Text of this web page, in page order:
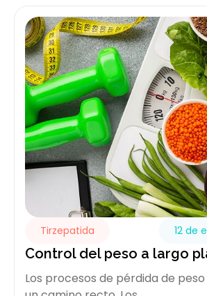
Tirzepatida 12 de
Control del peso a largo
Los procesos de pérdida de